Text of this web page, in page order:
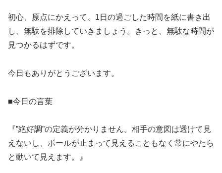
初心、原点にかえって、1日の過ごした時間を紙に書き出
し、無駄を排除していきましょう。きっと、無駄な時間が
見つかるはずです。
今日もありがとうございます。
■今日の言葉
『”絶好調”の定義が分かりません。相手の意図は透けて見
えないし、ボールが止まって見えることもなく常にやたら
と動いて見えます。』